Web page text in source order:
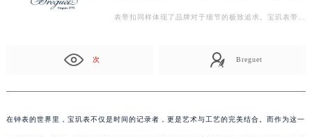
表带扣同样体现了品牌对于细节的极致追求。宝玑表带…
次 Breguet
在钟表的世界里，宝玑表不仅是时间的记录者，更是艺术与工艺的完美结合。而作为这一